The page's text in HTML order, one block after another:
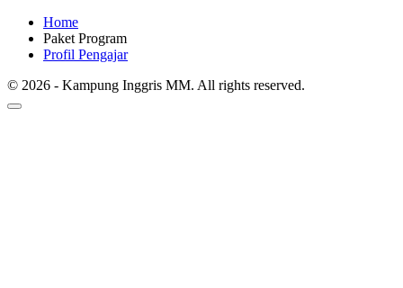
Home
Paket Program
Profil Pengajar
© 2026 - Kampung Inggris MM. All rights reserved.